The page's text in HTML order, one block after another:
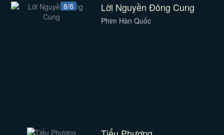
8/8 Lời Nguyền Đông Cung
Phim Hàn Quốc